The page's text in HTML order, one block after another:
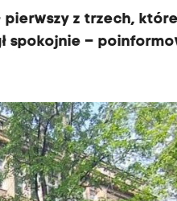
pierwszy z trzech,
spokojnie –